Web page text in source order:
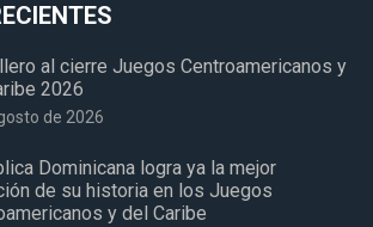
al cierre Juegos Centroamericanos y
2026
de 2026
Dominicana logra ya la mejor
de su historia en los Juegos
y del Caribe